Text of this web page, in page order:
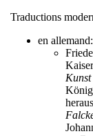
Traductions
en allemand:
Kunst